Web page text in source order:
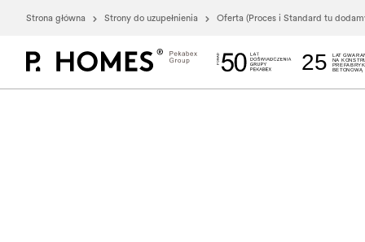
Strona główna Strony do uzupełnienia Oferta (Proces i Standard tu
25 LAT
NA
BETONOWĄ